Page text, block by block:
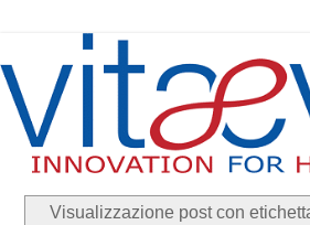
Visualizzazione post con